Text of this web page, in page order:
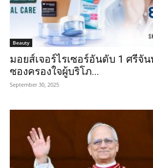
Beauty
มอยส์เจอร์ไรเซอร์อันดับ 1 ศรีจั
ซองครองใจผู้บริโภ...
September 30, 2025